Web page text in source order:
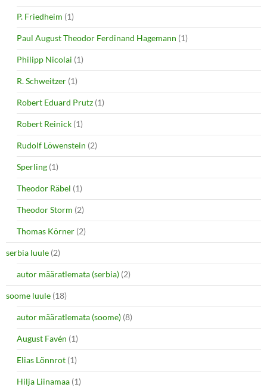
P. Friedheim (1)
Paul August Theodor Ferdinand Hagemann (1)
Philipp Nicolai (1)
R. Schweitzer (1)
Robert Eduard Prutz (1)
Robert Reinick (1)
Rudolf Löwenstein (2)
Sperling (1)
Theodor Räbel (1)
Theodor Storm (2)
Thomas Körner (2)
serbia luule (2)
autor määratlemata (serbia) (2)
soome luule (18)
autor määratlemata (soome) (8)
August Favén (1)
Elias Lönnrot (1)
Hilja Liinamaa (1)